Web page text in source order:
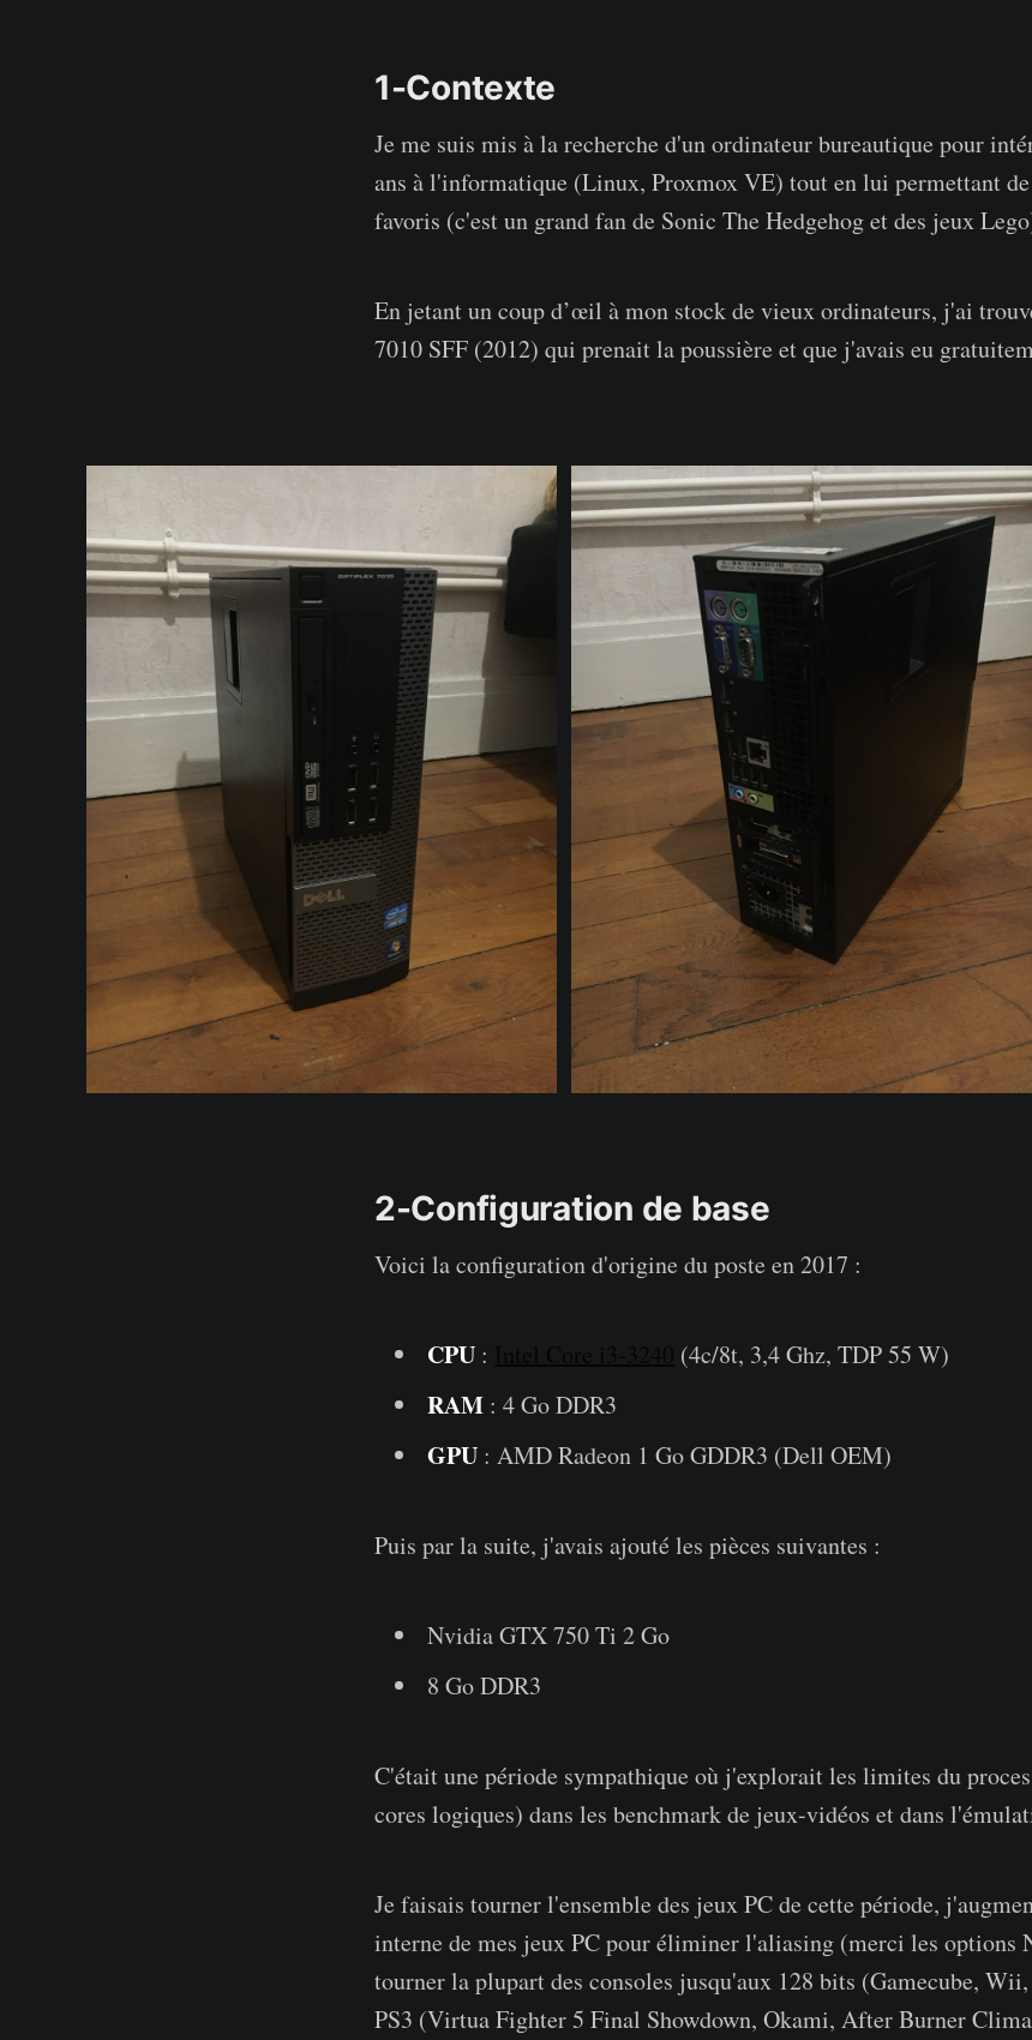
1-Contexte
Je me suis mis à la recherche d'un ordinateur bureautique pour
ans à l'informatique (Linux, Proxmox VE) tout en lui permettant
favoris (c'est un grand fan de Sonic The Hedgehog et des jeux
En jetant un coup d’œil à mon stock de vieux ordinateurs, j'ai
7010 SFF (2012) qui prenait la poussière et que j'avais eu
2-Configuration de base
Voici la configuration d'origine du poste en 2017 :
CPU : (4c/8t, 3,4 Ghz, TDP 55 W)
RAM : 4 Go DDR3
GPU : AMD Radeon 1 Go GDDR3 (Dell OEM)
Puis par la suite, j'avais ajouté les pièces suivantes :
Nvidia GTX 750 Ti 2 Go
8 Go DDR3
C'était une période sympathique où j'explorait les limites du
cores logiques) dans les benchmark de jeux-vidéos et dans
Je faisais tourner l'ensemble des jeux PC de cette période,
interne de mes jeux PC pour éliminer l'aliasing (merci les options
tourner la plupart des consoles jusqu'aux 128 bits (Gamecube,
PS3 (Virtua Fighter 5 Final Showdown, Okami, After Burner